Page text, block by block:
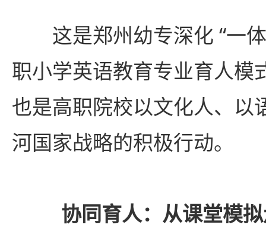
这是郑州幼专深化 “一
职小学英语教育专业育人模
也是高职院校以文化人、以
河国家战略的积极行动。
协同育人：从课堂模